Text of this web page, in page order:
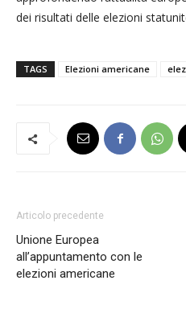
dei risultati delle elezioni
TAGS Elezioni americane
Articolo precedente
Unione Europea
all’appuntamento con le
elezioni americane